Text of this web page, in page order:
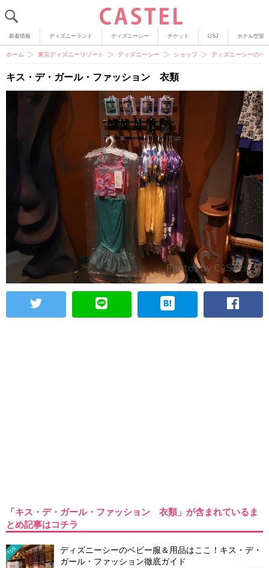
新着情報 ディズニーランド ディズニーシー チケット USJ ホテル空室
ホーム 東京ディズニーリゾート ディズニーシー ショップ ディズニーシーのベ
キス・デ・ガール・ファッション 衣類
「キス・デ・ガール・ファッション 衣類」が含まれているま
とめ記事はコチラ
TDS
ディズニーシーのベビー服＆用品はここ！キス・デ・
ガール・ファッション徹底ガイド